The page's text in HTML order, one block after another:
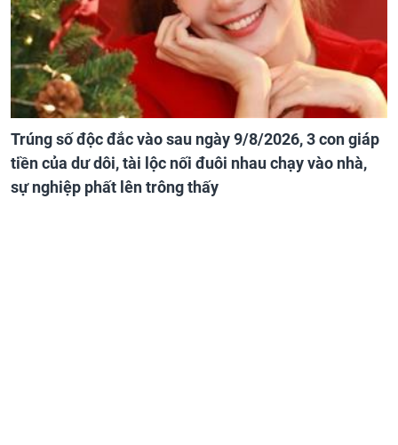
Trúng số độc đắc vào sau ngày 9/8/2026, 3 con giáp
tiền của dư dôi, tài lộc nối đuôi nhau chạy vào nhà,
sự nghiệp phất lên trông thấy